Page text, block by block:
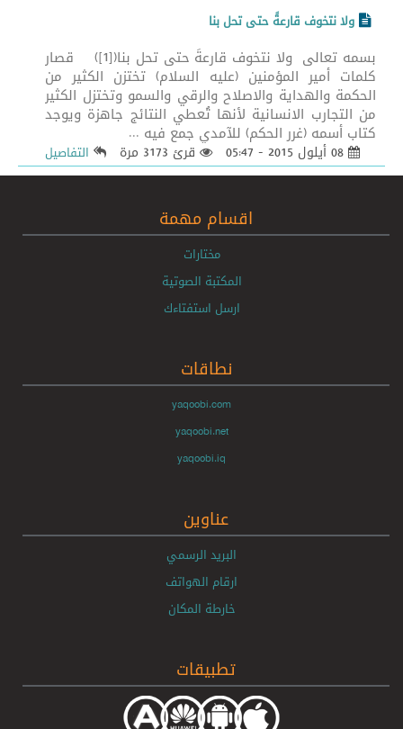
ولا نتخوف قارعةً حتى تحل بنا
بسمه تعالى ولا نتخوف قارعةً حتى تحل بنا([1]) قصار
كلمات أمير المؤمنين (عليه السلام) تختزن الكثير من
الحكمة والهداية والاصلاح والرقي والسمو وتختزل الكثير
من التجارب الانسانية لأنها تُعطي النتائج جاهزة ويوجد
كتاب أسمه (غرر الحكم) للآمدي جمع فيه ...
قرئ 3173 مرة التفاصيل
اقسام مهمة
مختارات
المكتبة الصوتية
ارسل استفتاءك
نطاقات
yaqoobi.com
yaqoobi.net
yaqoobi.iq
عناوين
البريد الرسمي
ارقام الهواتف
خارطة المكان
تطبيقات